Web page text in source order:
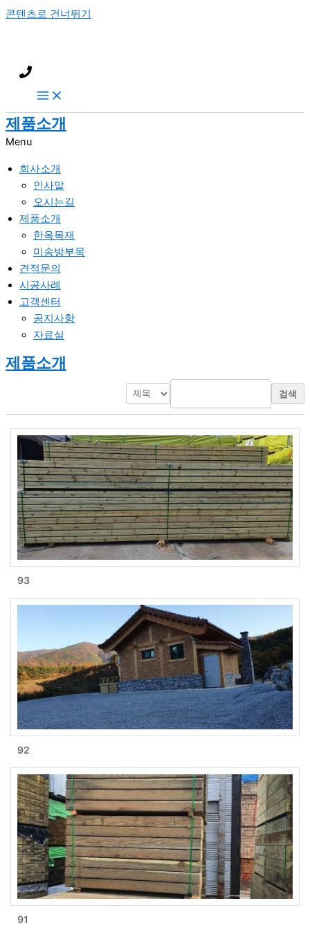
콘텐츠로 건너뛰기
제품소개
Menu
회사소개
인사말
오시는길
제품소개
한옥목재
미송방부목
견적문의
시공사례
고객센터
공지사항
자료실
제품소개
검색
93
92
91